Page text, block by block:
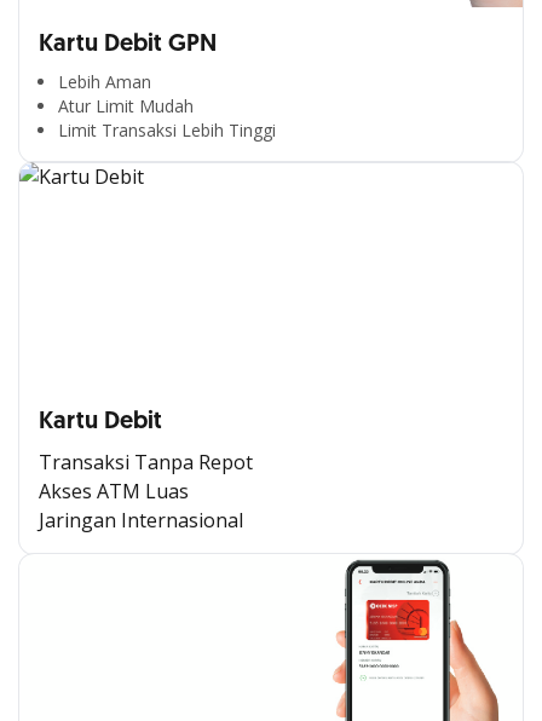
Kartu Debit GPN
Lebih Aman
Atur Limit Mudah
Limit Transaksi Lebih Tinggi
Kartu Debit
Transaksi Tanpa Repot
Akses ATM Luas
Jaringan Internasional